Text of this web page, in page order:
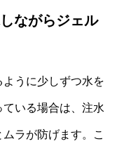
ながらジェル
うに少しずつ水を
いる場合は、注水
ラが防げます。こ